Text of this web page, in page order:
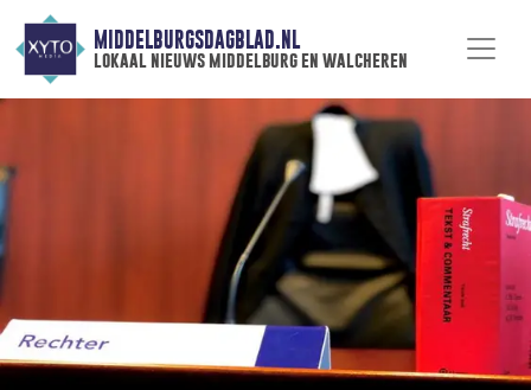
MIDDELBURGSDAGBLAD.NL
lokaal nieuws middelburg en walcheren